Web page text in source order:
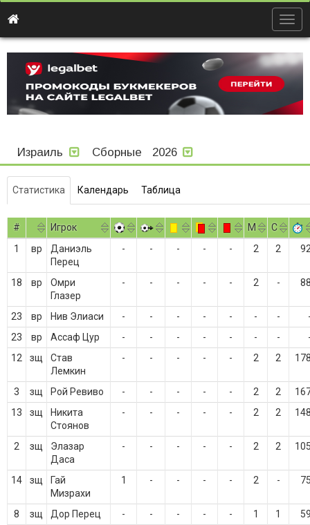
Израиль Сборные 2026
Статистика Календарь Таблица
# Игрок M
С
1
вр
Даниэль
Перец
- - - - - 2 2
18 вр
Омри
Глазер
- - - - - 2 -
23 вр Нив Элиаси - - - - - - -
23
вр Ассаф Цур - - - - - - -
12
зщ
Став
Лемкин
- - - - - 2 2
3 зщ Рой Ревиво - - - - - 2 2
13
зщ
Никита
Стоянов
- - - - - 2 2
2 зщ
Элазар
Даса
- - - - - 2 2
14 зщ
Гай
Мизрахи
1 - - - - 2 -
8 зщ Дор Перец - - - - - 1 1